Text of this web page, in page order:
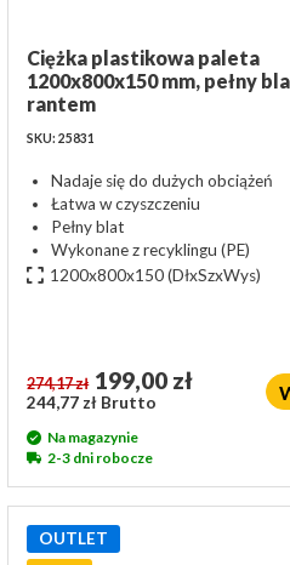
Ciężka plastikowa paleta
1200x800x150 mm, pełny
rantem
SKU: 25831
Nadaje się do dużych obciążeń
Łatwa w czyszczeniu
Pełny blat
Wykonane z recyklingu (PE)
1200x800x150(DłxSzxWys)
274,17 zł 199,00 zł
244,77 zł Brutto
Na magazynie
2-3 dni robocze
OUTLET